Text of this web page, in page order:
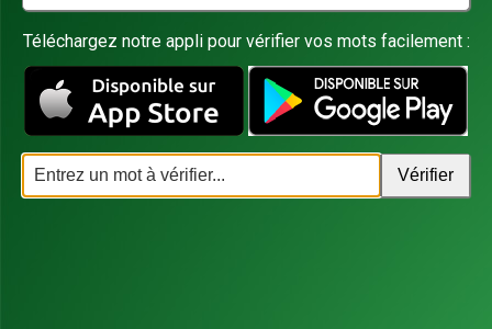
Téléchargez notre appli pour vérifier vos mots facilement :